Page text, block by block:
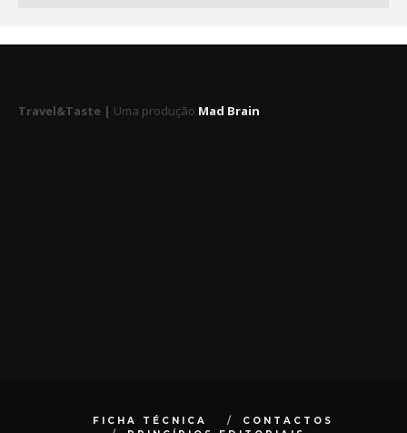
Travel&Taste | Uma produção Mad Brain
FICHA TÉCNICA
CONTACTOS